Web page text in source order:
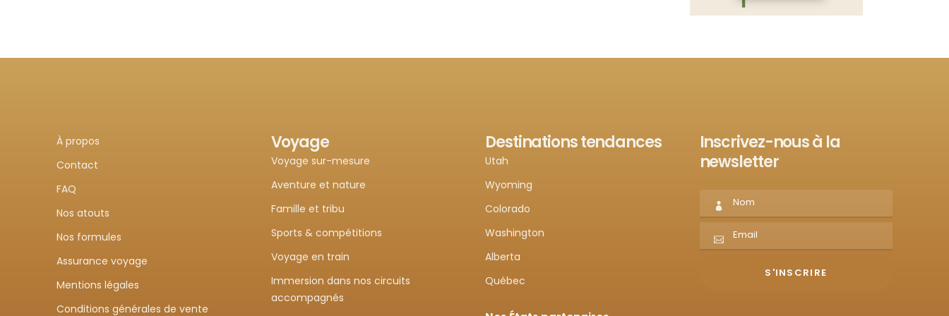
À propos
Contact
FAQ
Nos atouts
Nos formules
Assurance voyage
Mentions légales
Conditions générales de vente
Voyage
Voyage sur-mesure
Aventure et nature
Famille et tribu
Sports & compétitions
Voyage en train
Immersion dans nos circuits
accompagnés
Destinations tendances
Utah
Wyoming
Colorado
Washington
Alberta
Québec
Inscrivez-nous à la
newsletter